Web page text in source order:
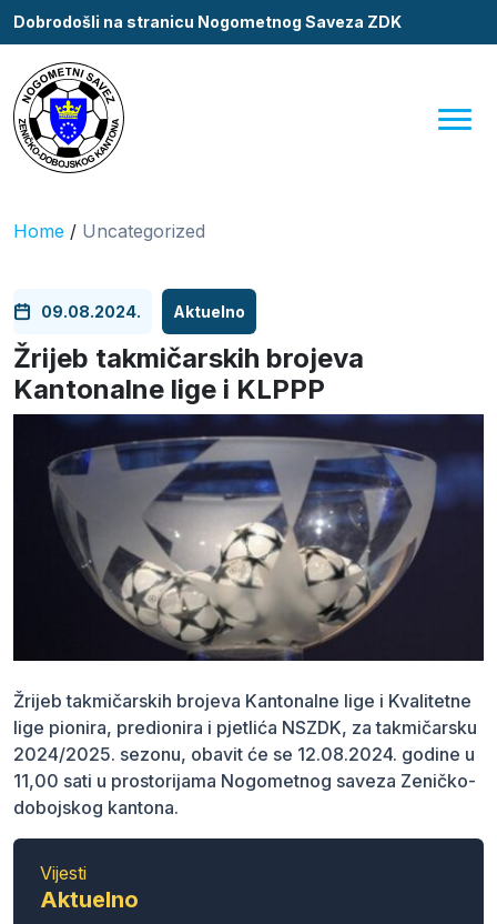
Dobrodošli na stranicu Nogometnog Saveza ZDK
Home / Uncategorized
09.08.2024. Aktuelno
Žrijeb takmičarskih brojeva
Kantonalne lige i KLPPP
Žrijeb takmičarskih brojeva Kantonalne lige i Kvalitetne
lige pionira, predionira i pjetlića NSZDK, za takmičarsku
2024/2025. sezonu, obavit će se 12.08.2024. godine u
11,00 sati u prostorijama Nogometnog saveza Zeničko-
dobojskog kantona.
Vijesti
Aktuelno